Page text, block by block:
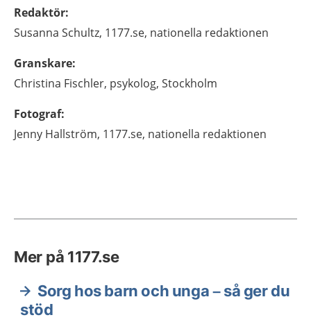
Redaktör:
Susanna Schultz, 1177.se, nationella redaktionen
Granskare:
Christina Fischler, psykolog, Stockholm
Fotograf:
Jenny Hallström, 1177.se, nationella redaktionen
Mer på 1177.se
Sorg hos barn och unga – så ger du
stöd